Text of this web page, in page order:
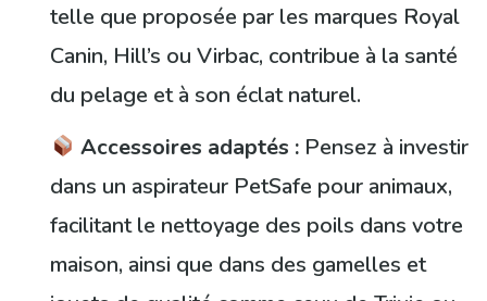
telle que proposée par les marques Royal
Canin, Hill’s ou Virbac, contribue à la santé
du pelage et à son éclat naturel.
Accessoires adaptés : Pensez à investir
dans un aspirateur PetSafe pour animaux,
facilitant le nettoyage des poils dans votre
maison, ainsi que dans des gamelles et